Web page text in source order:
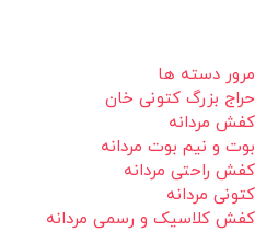
مرور دسته ها
حراج بزرگ کتونی خان
کفش مردانه
بوت و نیم بوت مردانه
کفش راحتی مردانه
کتونی مردانه
کفش کلاسیک و رسمی مردانه